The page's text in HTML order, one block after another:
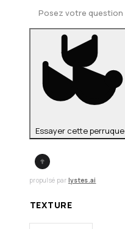
Essayer cette perruque
propulsé par lystes.ai
TEXTURE